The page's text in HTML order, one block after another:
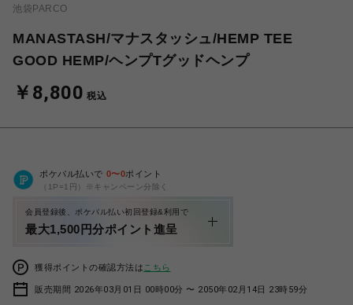
池袋PARCO
MANASTASH/マナスタッシュ/HEMP TEE
GOOD HEMP/ヘンプTグッドヘンプ
￥8,800 税込
ポケパル払いで 0〜0ポイント
（1P=1円）※キャンペーン分除く
会員登録後、ポケパル払い初回登録&利用で
最大1,500円分ポイント進呈
獲得ポイントの確認方法は こちら
販売期間 2026年03月01日 00時00分 〜 2050年02月14日 23時59分